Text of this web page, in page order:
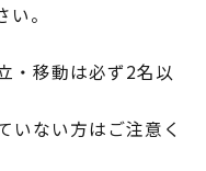
。
・移動は必ず2名以
ない方はご注意く